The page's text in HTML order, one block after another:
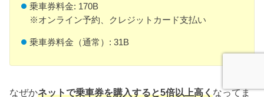
乗車券料金: 170B
※オンライン予約、クレジットカード支払い
乗車券料金（通常）: 31B
なぜかネットで乗車券を購入すると5倍以上高くなってま